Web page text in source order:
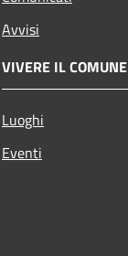
Avvisi
VIVERE IL COMUNE
Luoghi
Eventi